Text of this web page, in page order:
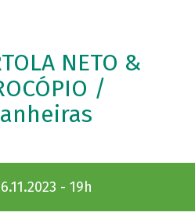
NETO &
/
- 19h